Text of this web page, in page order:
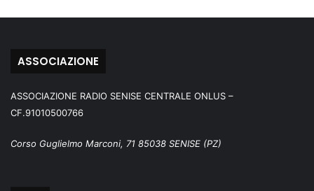
ASSOCIAZIONE
ASSOCIAZIONE RADIO SENISE CENTRALE ONLUS –
CF.91010500766
Corso Guglielmo Marconi, 71 85038 SENISE (PZ)